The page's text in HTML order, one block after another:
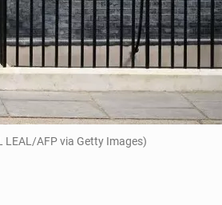
LEAL/AFP via Getty Images)